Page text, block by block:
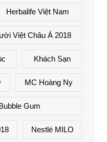
Herbalife Việt Nam
Việt Châu Á 2018
Khách Sạn
MC Hoàng Ny
Gum
Nestlé MILO